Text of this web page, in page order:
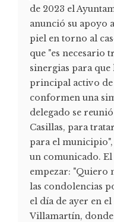
de 2023 el
anunció su apoyo
piel en torno al
que "es necesario
sinergias para
principal activo de
conformen una
delegado se
Casillas, para
para el
un comunicado.
empezar: "Quiero
las condolencias
el día de ayer en
Villamartín,